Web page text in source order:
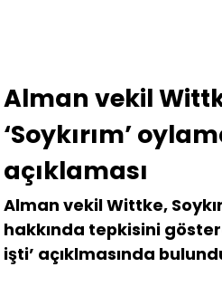
Alman vekil
‘Soykırım’
açıklaması
Alman vekil Wittke,
hakkında tepkisini
işti’ açıklmasında